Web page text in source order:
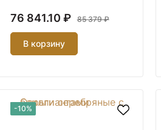
76 841.10 ₽ 85 379 ₽
В корзину
-10%